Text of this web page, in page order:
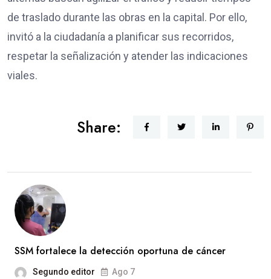
de traslado durante las obras en la capital. Por ello,
invitó a la ciudadanía a planificar sus recorridos,
respetar la señalización y atender las indicaciones
viales.
Share:
SSM fortalece la detección oportuna de cáncer
Segundo editor Ago 7